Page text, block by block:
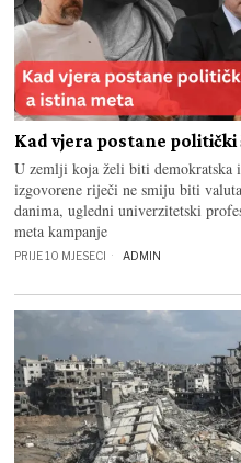
Kad vjera postane
U zemlji koja želi biti demokratska
izgovorene riječi ne smiju biti
danima, ugledni univerzitetski
meta kampanje
PRIJE 10 MJESECI ADMIN